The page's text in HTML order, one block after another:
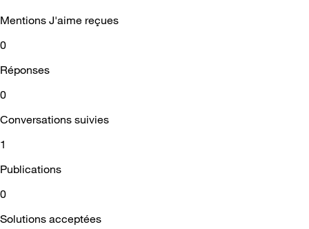
Mentions J'aime reçues
0
Réponses
0
Conversations suivies
1
Publications
0
Solutions acceptées